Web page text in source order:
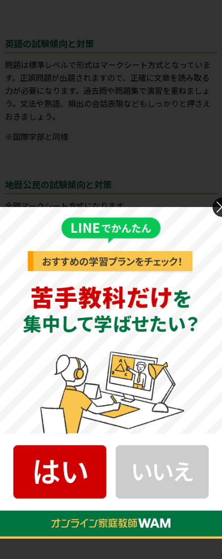
英語の試験傾向と対策
問題は標準レベルで形式はマークシート方式となっていま
す。正誤問題が出題されますので、正確に文章を読み取る
力が必要になります。過去問や問題集で演習を重ねましょ
う。文法や熟語、頻出の会話表現などもしっかりと押さえ
おきましょう。
※国際学部と同様
地歴公民の試験傾向と対策
全問マークシート方式になります。
日本史：正誤問題が多く、正確な知識が必要となります。
教科書内容は語句の暗記だけでなく時系列やその背景まで
正確に理解するようにしましょう。
世界史：問題は難しくはありませんが通史が問われます。
どの時代、どの地域も偏ることなく基礎知識は完璧にしま
地理：標準レベルの問題がほとんどですが応用問題も出題
されます。教科書の基礎知識はしっかりと身に着けましょ
う。地図・分布図・グラフの読み取り問題は頻出ですので
過去問等で演習を重ねましょう。
が多いので、教科書の基本語句は正確に理解できるように
なりましょう。時事問題も頻出ですので、対策を行いまし
東洋大学国際観光学部基本情報
公式サイト
東洋大学国際観光学部：
https://www.toyo.ac.jp/academics/faculty/itm/